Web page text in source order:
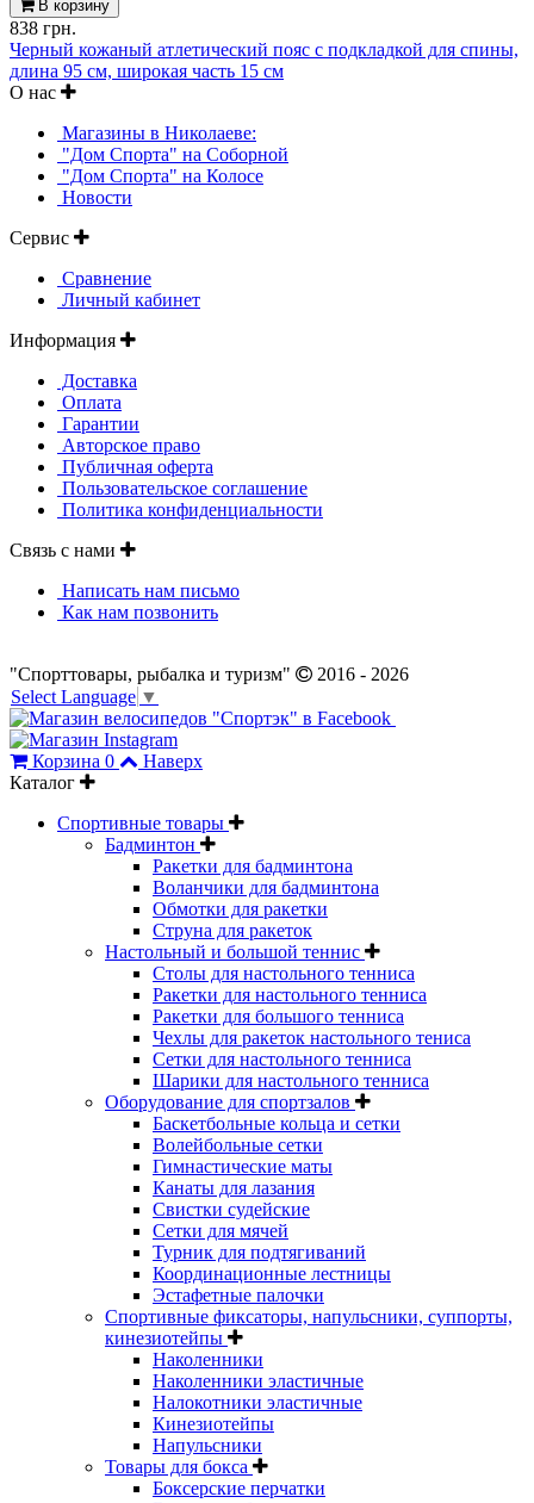
В корзину
838 грн.
Черный кожаный атлетический пояс с подкладкой для спины,
длина 95 см, широкая часть 15 см
О нас
Магазины в Николаеве:
"Дом Спорта" на Соборной
"Дом Спорта" на Колосе
Новости
Сервис
Сравнение
Личный кабинет
Информация
Доставка
Оплата
Гарантии
Авторское право
Публичная оферта
Пользовательское соглашение
Политика конфиденциальности
Связь с нами
Написать нам письмо
Как нам позвонить
"Спорттовары, рыбалка и туризм"
2016 - 2026
Select Language ▼
Корзина 0
Наверх
Каталог
Спортивные товары
Бадминтон
Ракетки для бадминтона
Воланчики для бадминтона
Обмотки для ракетки
Струна для ракеток
Настольный и большой теннис
Столы для настольного тенниса
Ракетки для настольного тенниса
Ракетки для большого тенниса
Чехлы для ракеток настольного тениса
Сетки для настольного тенниса
Шарики для настольного тенниса
Оборудование для спортзалов
Баскетбольные кольца и сетки
Волейбольные сетки
Гимнастические маты
Канаты для лазания
Свистки судейские
Сетки для мячей
Турник для подтягиваний
Координационные лестницы
Эстафетные палочки
Спортивные фиксаторы, напульсники, суппорты,
кинезиотейпы
Наколенники
Наколенники эластичные
Налокотники эластичные
Кинезиотейпы
Напульсники
Товары для бокса
Боксерские перчатки